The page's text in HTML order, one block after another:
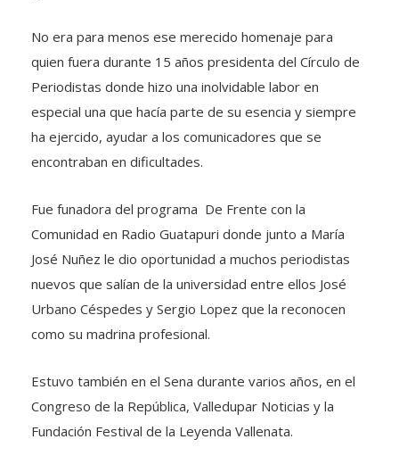
No era para menos ese merecido homenaje para
quien fuera durante 15 años presidenta del Círculo de
Periodistas donde hizo una inolvidable labor en
especial una que hacía parte de su esencia y siempre
ha ejercido, ayudar a los comunicadores que se
encontraban en dificultades.
Fue funadora del programa De Frente con la
Comunidad en Radio Guatapuri donde junto a María
José Nuñez le dio oportunidad a muchos periodistas
nuevos que salían de la universidad entre ellos José
Urbano Céspedes y Sergio Lopez que la reconocen
como su madrina profesional.
Estuvo también en el Sena durante varios años, en el
Congreso de la República, Valledupar Noticias y la
Fundación Festival de la Leyenda Vallenata.